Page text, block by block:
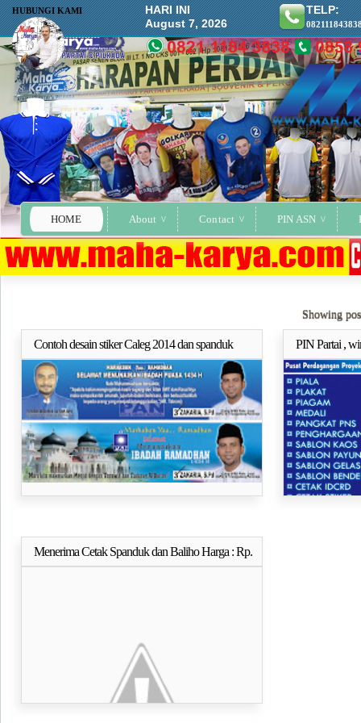
HOME About Contact PIN ASN
HUBUNGI KAMI
HARI INI
August 7, 2026
TELP:
Showing
Contoh desain stiker Caleg 2014 dan spanduk
partai PAN dan harga cetak
Selengkapnya..
PIN Partai ,
Untuk semua
Menerima Cetak Spanduk dan Baliho Harga : Rp.
18500/Meter Tebal Bahan 280g
Selengkapnya..